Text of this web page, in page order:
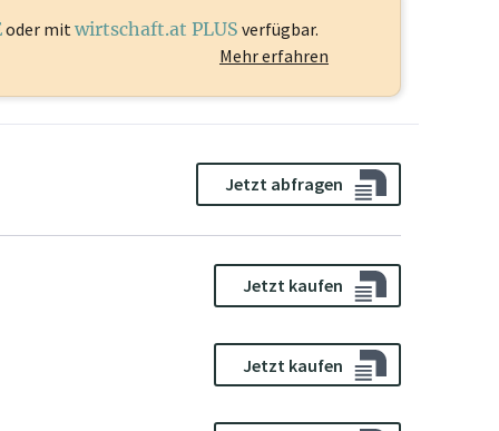
oder mit wirtschaft.at PLUS verfügbar.
Mehr erfahren
Jetzt abfragen
Jetzt kaufen
Jetzt kaufen